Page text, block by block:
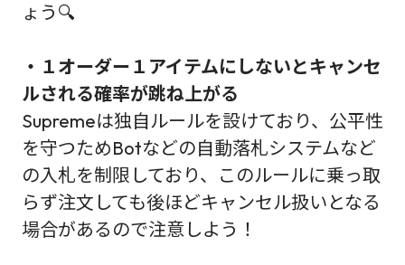
ょう🔍
・１オーダー１アイテムにしないとキャンセ
ルされる確率が跳ね上がる
Supremeは独自ルールを設けており、公平性
を守つためBotなどの自動落札システムなど
の入札を制限しており、このルールに乗っ取
らず注文しても後ほどキャンセル扱いとなる
場合があるので注意しよう！